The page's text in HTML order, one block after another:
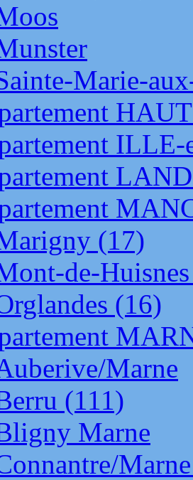
Marie-
(17)
de-
(16)
Marne
(111)
Marne